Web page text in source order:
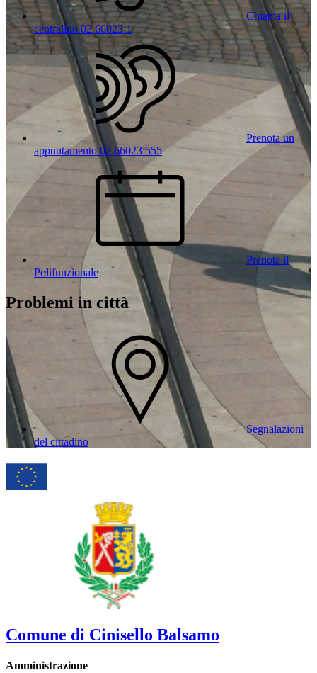
Chiama il
centralino 02 66023 1
Prenota un
appuntamento 02 66023 555
Prenota il
Polifunzionale
Problemi in città
Segnalazioni
del cittadino
Comune di Cinisello Balsamo
Amministrazione